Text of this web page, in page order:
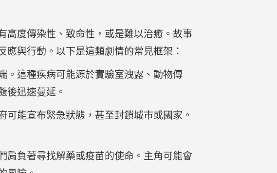
高度傳染性、致命性，或是難以治癒。故事
與行動。以下是這類劇情的常見框架：
。這種疾病可能源於實驗室洩露、動物傳
後迅速蔓延。
可能宣布緊急狀態，甚至封鎖城市或國家。
肩負著尋找解藥或疫苗的使命。主角可能會